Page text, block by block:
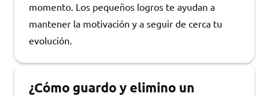
momento. Los pequeños logros te ayudan a
mantener la motivación y a seguir de cerca tu
evolución.
¿Cómo guardo y elimino un